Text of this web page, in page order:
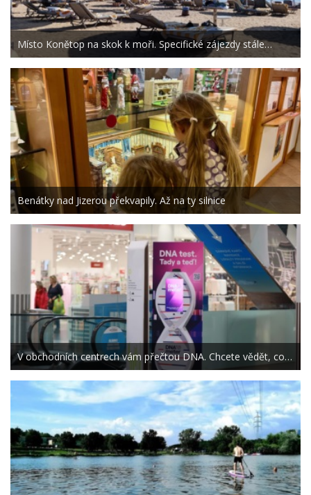
Místo Konětop na skok k moři. Specifické zájezdy stále…
Benátky nad Jizerou překvapily. Až na ty silnice
V obchodních centrech vám přečtou DNA. Chcete vědět, co…